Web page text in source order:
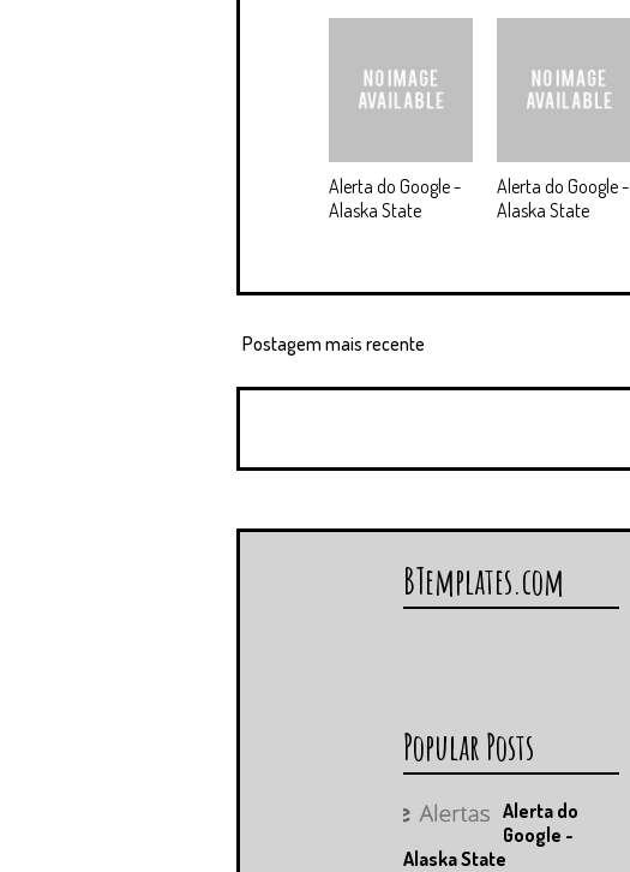
Alerta do Google -
Alaska State
Alerta do Google -
Alaska State
Postagem mais recente
BTemplates.com
Popular Posts
Alerta do
Google -
Alaska State